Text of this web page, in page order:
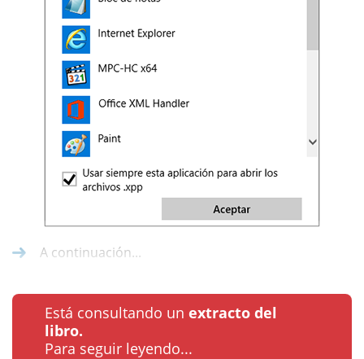
A continuación...
Está consultando un extracto del
libro.
Para seguir leyendo...